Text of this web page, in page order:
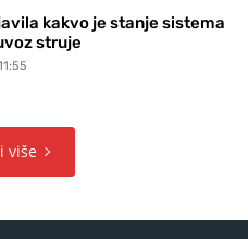
kakvo je stanje sistema
struje
više